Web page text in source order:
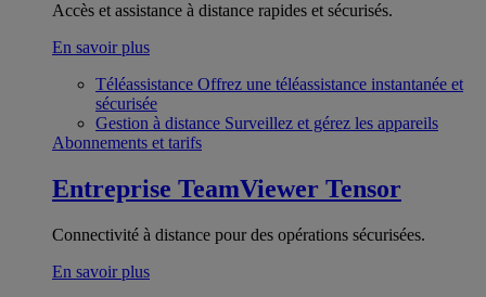
Accès et assistance à distance rapides et sécurisés.
En savoir plus
Téléassistance Offrez une téléassistance instantanée et
sécurisée
Gestion à distance Surveillez et gérez les appareils
Abonnements et tarifs
Entreprise TeamViewer Tensor
Connectivité à distance pour des opérations sécurisées.
En savoir plus